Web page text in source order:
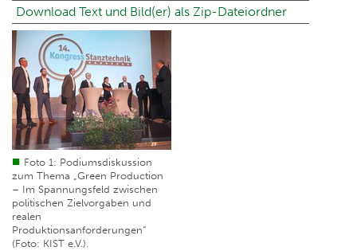
Download Text und Bild(er) als Zip-Dateiordner
Foto 1: Podiumsdiskussion
zum Thema „Green Production
– Im Spannungsfeld zwischen
politischen Zielvorgaben und
realen
Produktionsanforderungen“
(Foto: KIST e.V.).